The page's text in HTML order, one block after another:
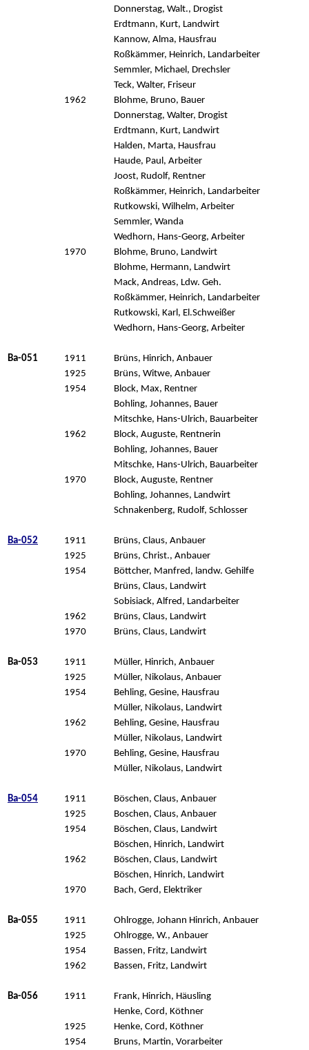
Donnerstag, Walt., Drogist
Erdtmann, Kurt, Landwirt
Kannow, Alma, Hausfrau
Roßkämmer, Heinrich, Landarbeiter
Semmler, Michael, Drechsler
Teck, Walter, Friseur
1962
Blohme, Bruno, Bauer
Donnerstag, Walter, Drogist
Erdtmann, Kurt, Landwirt
Halden, Marta, Hausfrau
Haude, Paul, Arbeiter
Joost, Rudolf, Rentner
Roßkämmer, Heinrich, Landarbeiter
Rutkowski, Wilhelm, Arbeiter
Semmler, Wanda
Wedhorn, Hans-Georg, Arbeiter
1970
Blohme, Bruno, Landwirt
Blohme, Hermann, Landwirt
Mack, Andreas, Ldw. Geh.
Roßkämmer, Heinrich, Landarbeiter
Rutkowski, Karl, El.Schweißer
Wedhorn, Hans-Georg, Arbeiter
Ba-051 1911
Brüns, Hinrich, Anbauer
1925
Brüns, Witwe, Anbauer
1954
Block, Max, Rentner
Bohling, Johannes, Bauer
Mitschke, Hans-Ulrich, Bauarbeiter
1962
Block, Auguste, Rentnerin
Bohling, Johannes, Bauer
Mitschke, Hans-Ulrich, Bauarbeiter
1970
Block, Auguste, Rentner
Bohling, Johannes, Landwirt
Schnakenberg, Rudolf, Schlosser
Ba-052 1911
Brüns, Claus, Anbauer
1925
Brüns, Christ., Anbauer
1954
Böttcher, Manfred, landw. Gehilfe
Brüns, Claus, Landwirt
Sobisiack, Alfred, Landarbeiter
1962
Brüns, Claus, Landwirt
1970
Brüns, Claus, Landwirt
Ba-053 1911
Müller, Hinrich, Anbauer
1925
Müller, Nikolaus, Anbauer
1954
Behling, Gesine, Hausfrau
Müller, Nikolaus, Landwirt
1962
Behling, Gesine, Hausfrau
Müller, Nikolaus, Landwirt
1970
Behling, Gesine, Hausfrau
Müller, Nikolaus, Landwirt
Ba-054 1911
Böschen, Claus, Anbauer
1925
Boschen, Claus, Anbauer
1954
Böschen, Claus, Landwirt
Böschen, Hinrich, Landwirt
1962
Böschen, Claus, Landwirt
Böschen, Hinrich, Landwirt
1970
Bach, Gerd, Elektriker
Ba-055 1911
Ohlrogge, Johann Hinrich, Anbauer
1925
Ohlrogge, W., Anbauer
1954
Bassen, Fritz, Landwirt
1962
Bassen, Fritz, Landwirt
Ba-056 1911
Frank, Hinrich, Häusling
Henke, Cord, Köthner
1925
Henke, Cord, Köthner
1954
Bruns, Martin, Vorarbeiter